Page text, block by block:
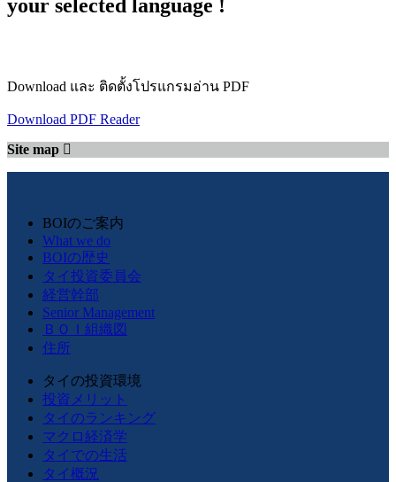
your selected language !
Download และ ติดตั้งโปรแกรมอ่าน PDF
Download PDF Reader
Site map
BOIのご案内
What we do
BOIの歴史
タイ投資委員会
経営幹部
Senior Management
ＢＯＩ組織図
住所
タイの投資環境
投資メリット
タイのランキング
マクロ経済学
タイでの生活
タイ概況